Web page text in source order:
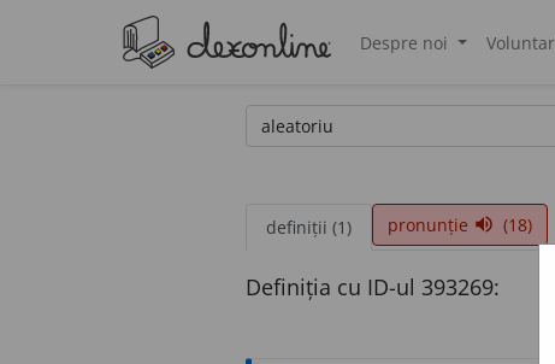
Despre noi
definiții (1) pronunție volume_up (18)
Definiția cu ID-ul 393269: